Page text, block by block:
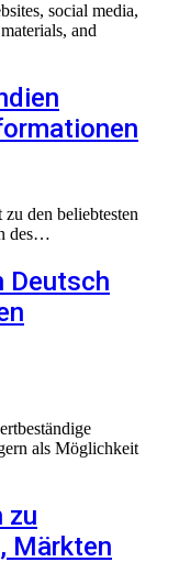
social media,
and
den beliebtesten
des…
Deutsch
als Möglichkeit
zu
Märkten